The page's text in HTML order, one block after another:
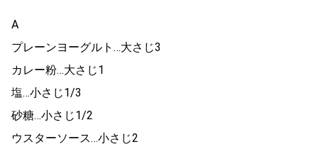
A
プレーンヨーグルト…大さじ3
カレー粉…大さじ1
塩…小さじ1/3
砂糖…小さじ1/2
ウスターソース…小さじ2